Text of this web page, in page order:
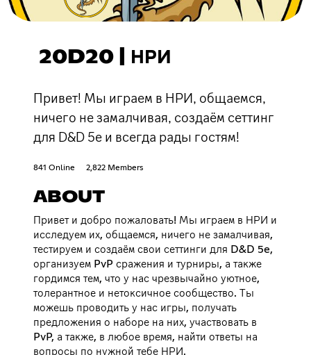
20D20 | НРИ
Привет! Мы играем в НРИ, общаемся,
ничего не замалчивая, создаём сеттинг
для D&D 5e и всегда рады гостям!
841 Online 2,822 Members
ABOUT
Привет и добро пожаловать! Мы играем в НРИ и
исследуем их, общаемся, ничего не замалчивая,
тестируем и создаём свои сеттинги для D&D 5e,
организуем PvP сражения и турниры, а также
гордимся тем, что у нас чрезвычайно уютное,
толерантное и нетоксичное сообщество. Ты
можешь проводить у нас игры, получать
предложения о наборе на них, участвовать в
PvP, а также, в любое время, найти ответы на
вопросы по нужной тебе НРИ.